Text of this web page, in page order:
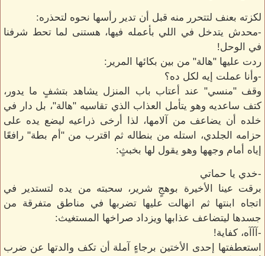
لكزته بعنف لتتحرر منه قبل أن تدير رأسها نحوه لتحذره:
-محدش يتدخل في اللي بأعمله فيها، هستنى لما تحط شرفنا
في الوحل!
ردت عليها "هالة" من بين بكائها المرير:
-وأنا عملت إيه لكل ده؟
وقف "منسي" عند أعتاب باب المنزل يشاهد بتشفٍ ما يدور،
كتف ساعديه وهو يتأمل العذاب الذي تقاسيه "هالة"، بل دار في
خلده أن يضاعف من آلامها، لذا أرخى ذراعيه ليضع يده على
حزامه الجلدي، استله من بنطاله ثم اقترب من "أم بطة" رافعًا
إياه أمام وجهها وهو يقول لها بخبثٍ:
-خدي يا حماتي
برقت عينا الأخيرة بوهجٍ شرير، سحبته من يده لتستدير في
اتجاه ابنتها ثم انهالت عليها تضربها في مناطق متفرقة من
جسدها ليتضاعف عذابها ويزداد صراخها المستغيث:
-آآآه، كفاية!
استعطفتها إحدى الأختين برجاءٍ آملة أن تكف والدتها عن ضرب